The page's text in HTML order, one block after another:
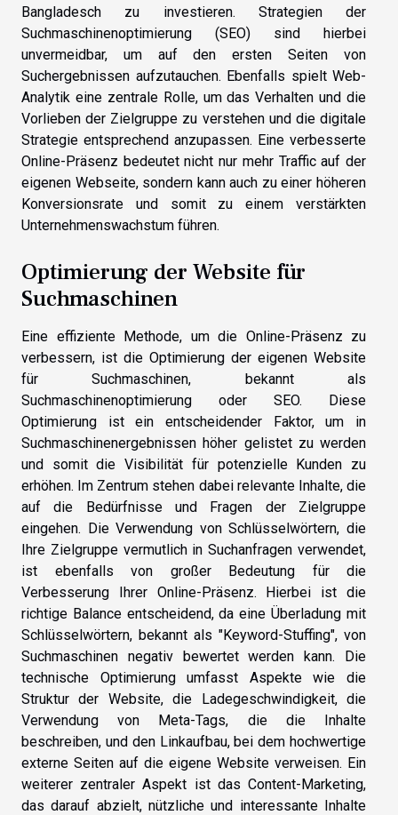
Bangladesch zu investieren. Strategien der
Suchmaschinenoptimierung (SEO) sind hierbei
unvermeidbar, um auf den ersten Seiten von
Suchergebnissen aufzutauchen. Ebenfalls spielt Web-
Analytik eine zentrale Rolle, um das Verhalten und die
Vorlieben der Zielgruppe zu verstehen und die digitale
Strategie entsprechend anzupassen. Eine verbesserte
Online-Präsenz bedeutet nicht nur mehr Traffic auf der
eigenen Webseite, sondern kann auch zu einer höheren
Konversionsrate und somit zu einem verstärkten
Unternehmenswachstum führen.
Optimierung der Website für
Suchmaschinen
Eine effiziente Methode, um die Online-Präsenz zu
verbessern, ist die Optimierung der eigenen Website
für Suchmaschinen, bekannt als
Suchmaschinenoptimierung oder SEO. Diese
Optimierung ist ein entscheidender Faktor, um in
Suchmaschinenergebnissen höher gelistet zu werden
und somit die Visibilität für potenzielle Kunden zu
erhöhen. Im Zentrum stehen dabei relevante Inhalte, die
auf die Bedürfnisse und Fragen der Zielgruppe
eingehen. Die Verwendung von Schlüsselwörtern, die
Ihre Zielgruppe vermutlich in Suchanfragen verwendet,
ist ebenfalls von großer Bedeutung für die
Verbesserung Ihrer Online-Präsenz. Hierbei ist die
richtige Balance entscheidend, da eine Überladung mit
Schlüsselwörtern, bekannt als "Keyword-Stuffing", von
Suchmaschinen negativ bewertet werden kann. Die
technische Optimierung umfasst Aspekte wie die
Struktur der Website, die Ladegeschwindigkeit, die
Verwendung von Meta-Tags, die die Inhalte
beschreiben, und den Linkaufbau, bei dem hochwertige
externe Seiten auf die eigene Website verweisen. Ein
weiterer zentraler Aspekt ist das Content-Marketing,
das darauf abzielt, nützliche und interessante Inhalte